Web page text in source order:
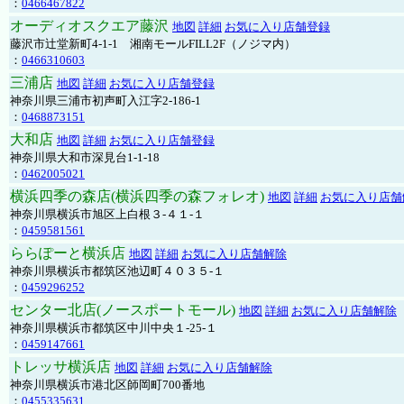
： 0466467822
オーディオスクエア藤沢 地図 詳細 お気に入り店舗登録
藤沢市辻堂新町4-1-1 湘南モールFILL2F（ノジマ内）
： 0466310603
三浦店 地図 詳細 お気に入り店舗登録
神奈川県三浦市初声町入江字2-186-1
： 0468873151
大和店 地図 詳細 お気に入り店舗登録
神奈川県大和市深見台1-1-18
： 0462005021
横浜四季の森店(横浜四季の森フォレオ) 地図 詳細 お気に入り店
神奈川県横浜市旭区上白根３-４１-１
： 0459581561
ららぽーと横浜店 地図 詳細 お気に入り店舗解除
神奈川県横浜市都筑区池辺町４０３５-１
： 0459296252
センター北店(ノースポートモール) 地図 詳細 お気に入り店舗解除
神奈川県横浜市都筑区中川中央１-25-１
： 0459147661
トレッサ横浜店 地図 詳細 お気に入り店舗解除
神奈川県横浜市港北区師岡町700番地
： 0455335631